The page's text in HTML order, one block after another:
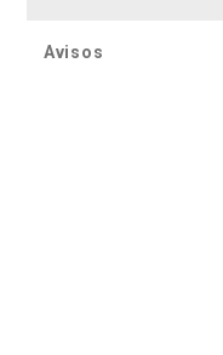
Avisos